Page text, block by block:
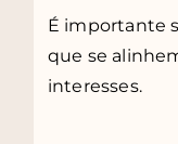
É importante
que se
interesses.